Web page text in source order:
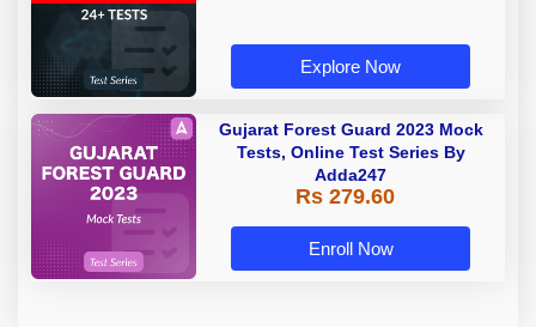
Explore Now
Gujarat Forest Guard 2023 Mock
Tests, Online Test Series By
Adda247
Rs 279.60
Enroll Now